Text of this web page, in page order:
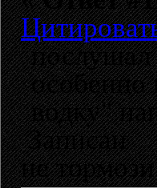
особенно
водку"
Записан
не